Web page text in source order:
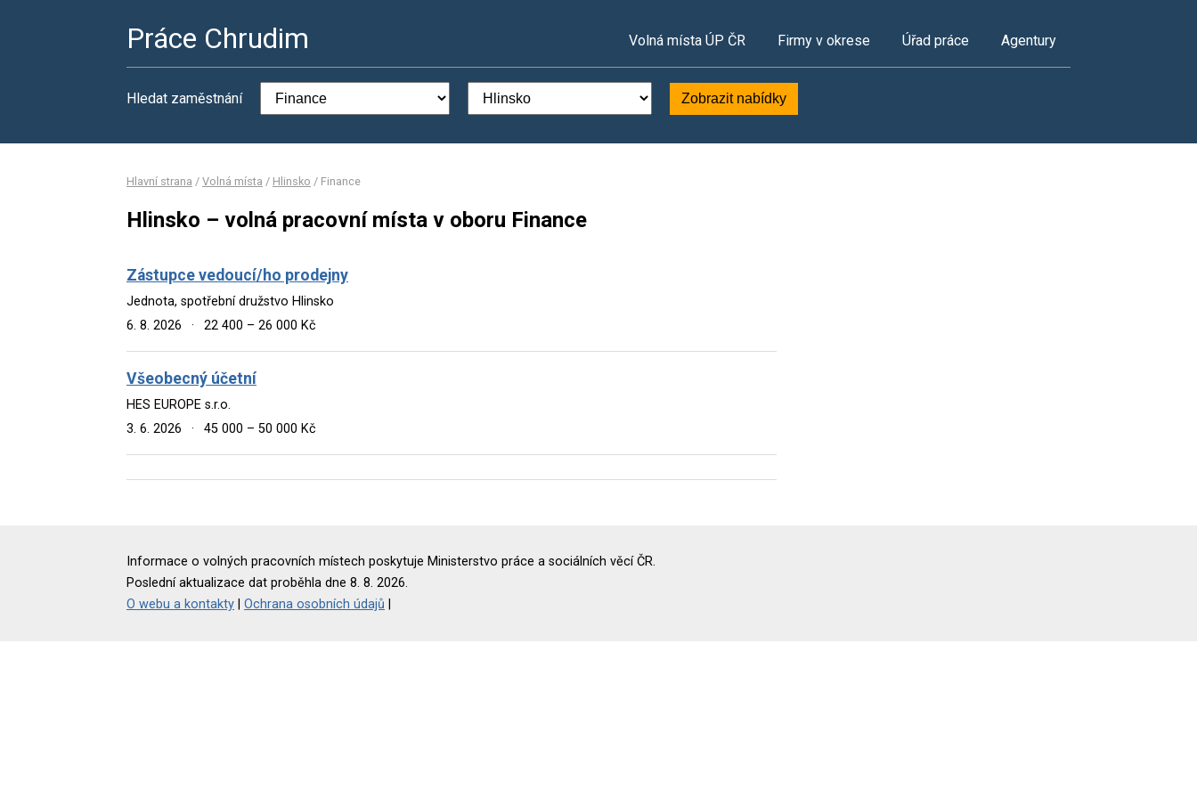
Práce Chrudim Volná místa ÚP ČR Firmy v okrese Úřad práce Agentury
Hledat zaměstnání Zobrazit nabídky
Hlavní strana / Volná místa / Hlinsko / Finance
Hlinsko – volná pracovní místa v oboru Finance
Zástupce vedoucí/ho prodejny
Jednota, spotřební družstvo Hlinsko
6. 8. 2026
· 22 400 – 26 000 Kč
Všeobecný účetní
HES EUROPE s.r.o.
3. 6. 2026
· 45 000 – 50 000 Kč
Informace o volných pracovních místech poskytuje Ministerstvo práce a sociálních věcí ČR.
Poslední aktualizace dat proběhla dne 8. 8. 2026.
O webu a kontakty
Ochrana osobních údajů